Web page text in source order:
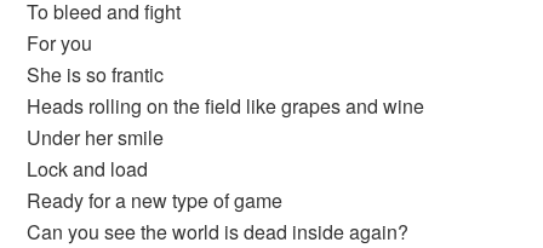
To bleed and fight
For you
She is so frantic
Heads rolling on the field like grapes and wine
Under her smile
Lock and load
Ready for a new type of game
Can you see the world is dead inside again?